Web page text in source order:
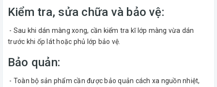
Kiểm tra, sửa chữa và bảo vệ:
- Sau khi dán màng xong, cần kiểm tra kĩ lớp màng vừa dán
trước khi ốp lát hoặc phủ lớp bảo vệ.
Bảo quản:
- Toàn bộ sản phẩm cần được bảo quản cách xa nguồn nhiệt,